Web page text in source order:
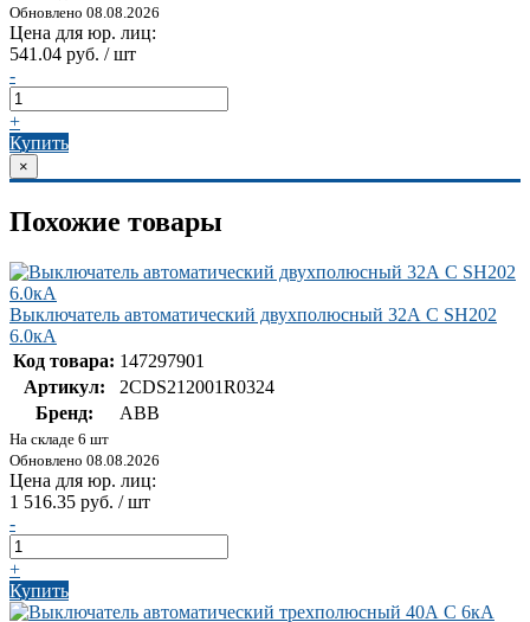
Обновлено 08.08.2026
Цена для юр. лиц:
541.04 руб. / шт
-
+
Купить
×
Похожие товары
Выключатель автоматический двухполюсный 32А С SH202
6.0кА
Код товара: 147297901
Артикул:
2CDS212001R0324
Бренд:
ABB
На складе 6 шт
Обновлено 08.08.2026
Цена для юр. лиц:
1 516.35 руб. / шт
-
+
Купить